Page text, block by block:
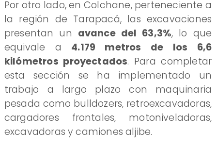
Por otro lado, en Colchane, perteneciente a
la región de Tarapacá, las excavaciones
presentan un avance del 63,3%, lo que
equivale a 4.179 metros de los 6,6
kilómetros proyectados. Para completar
esta sección se ha implementado un
trabajo a largo plazo con maquinaria
pesada como bulldozers, retroexcavadoras,
cargadores frontales, motoniveladoras,
excavadoras y camiones aljibe.